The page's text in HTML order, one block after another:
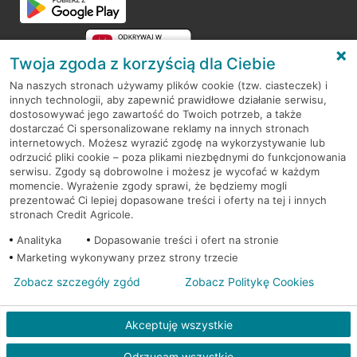
RODO
Regulamin serwisu
Mapa serwisu
PolitykaCookies
© 2026 Credit Agricole Bank Polska S.A. Wszelkie prawa zastrzeżone
Twoja zgoda z korzyścią dla Ciebie
Na naszych stronach używamy plików cookie (tzw. ciasteczek) i
innych technologii, aby zapewnić prawidłowe działanie serwisu,
dostosowywać jego zawartość do Twoich potrzeb, a także
dostarczać Ci spersonalizowane reklamy na innych stronach
internetowych. Możesz wyrazić zgodę na wykorzystywanie lub
odrzucić pliki cookie – poza plikami niezbędnymi do funkcjonowania
serwisu. Zgody są dobrowolne i możesz je wycofać w każdym
momencie. Wyrażenie zgody sprawi, że będziemy mogli
prezentować Ci lepiej dopasowane treści i oferty na tej i innych
stronach Credit Agricole.
Analityka
Dopasowanie treści i ofert na stronie
Marketing wykonywany przez strony trzecie
Akceptuję wszystkie
Zobacz szczegóły zgód Zobacz Politykę Cookies